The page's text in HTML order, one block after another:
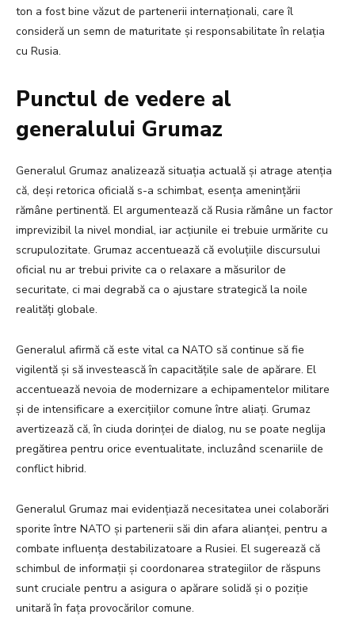
ton a fost bine văzut de partenerii internaționali, care îl
consideră un semn de maturitate și responsabilitate în relația
cu Rusia.
Punctul de vedere al
generalului Grumaz
Generalul Grumaz analizează situația actuală și atrage atenția
că, deși retorica oficială s-a schimbat, esența amenințării
rămâne pertinentă. El argumentează că Rusia rămâne un factor
imprevizibil la nivel mondial, iar acțiunile ei trebuie urmărite cu
scrupulozitate. Grumaz accentuează că evoluțiile discursului
oficial nu ar trebui privite ca o relaxare a măsurilor de
securitate, ci mai degrabă ca o ajustare strategică la noile
realități globale.
Generalul afirmă că este vital ca NATO să continue să fie
vigilentă și să investească în capacitățile sale de apărare. El
accentuează nevoia de modernizare a echipamentelor militare
și de intensificare a exercițiilor comune între aliați. Grumaz
avertizează că, în ciuda dorinței de dialog, nu se poate neglija
pregătirea pentru orice eventualitate, incluzând scenariile de
conflict hibrid.
Generalul Grumaz mai evidențiază necesitatea unei colaborări
sporite între NATO și partenerii săi din afara alianței, pentru a
combate influența destabilizatoare a Rusiei. El sugerează că
schimbul de informații și coordonarea strategiilor de răspuns
sunt cruciale pentru a asigura o apărare solidă și o poziție
unitară în fața provocărilor comune.